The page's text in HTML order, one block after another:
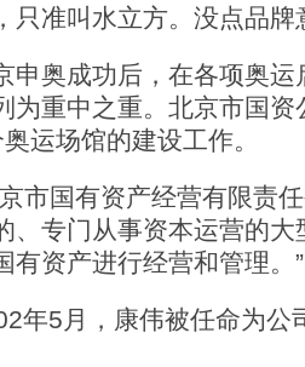
只准叫水立方。没点品牌
奥成功后，在各项奥运
为重中之重。北京市国
运场馆的建设工作。
国有资产经营有限责任
、专门从事资本运营的
有资产进行经营和管理。”
5月，康伟被任命为公